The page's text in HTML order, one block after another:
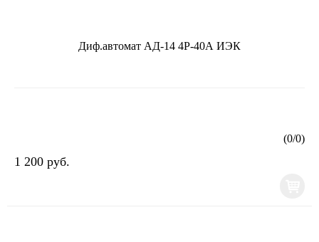
Диф.автомат АД-14 4Р-40А ИЭК
(0/0)
1 200 руб.